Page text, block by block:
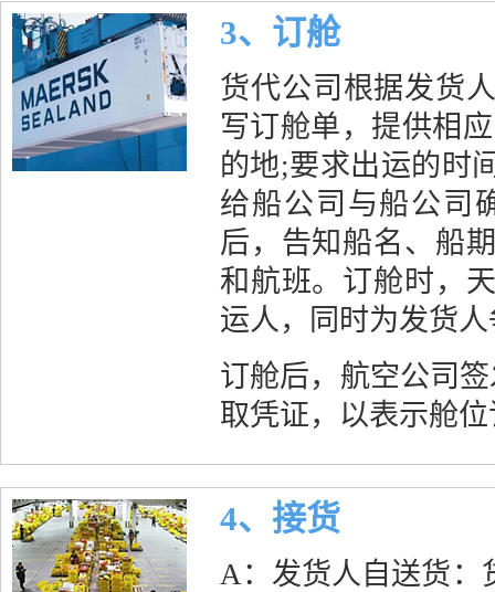
3、订舱
货代公司根据发货
写订舱单，提供相
的地;要求出运的时
给船公司与船公司
后，告知船名、船
和航班。订舱时，
运人，同时为发货
订舱后，航空公司
取凭证，以表示舱
4、接货
A：发货人自送货：